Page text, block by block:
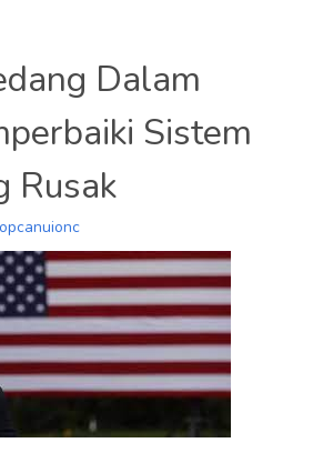
Dalam
Sistem
Rusak